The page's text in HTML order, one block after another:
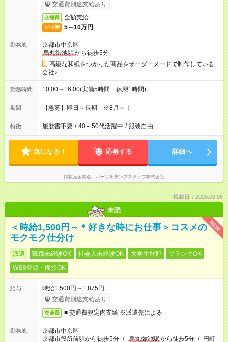
交通費別途支給あり
交通費 全額支給
月収例 5～10万円
勤務地
京都市中京区
烏丸御池駅から徒歩3分
高級な和紙をつかった商品をオーダーメードで制作している
会社♪
勤務時間 10:00～16:00(実働5時間 休憩1時間)
期間 【急募】即日～長期 ※8月～！
特徴 履歴書不要 / 40～50代活躍中 / 服装自由
気になる！ 応募する 詳細へ
掲載元企業名 パーソルテンプスタッフ株式会社
掲載日：2026.08.05
未読
NEW
＜時給1,500円～＊好きな時にお仕事＞コスメの
モクモク仕分け
派遣 職種未経験OK 社会人未経験OK 大学生歓迎
ブランクOK
WEB登録・面接OK
給与
時給1,500円～1,875円
交通費別途支給あり
交通費 ■ 交通費規定内支給 ※派遣先による
勤務地
京都市中京区
京都市役所前駅から徒歩5分 / 烏丸御池駅から徒歩5分 / 円町